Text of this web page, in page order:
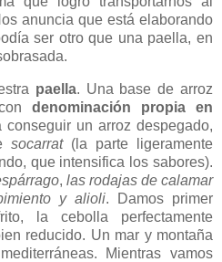
anuncia que está elaborando
ser otro que una paella, en
paella. Una base de arroz
denominación propia en
un arroz despegado,
socarrat(la parte ligeramente
que intensifica los sabores).
, las rodajas de calamar
y alioli. Damos primer
la cebolla perfectamente
reducido. Un mar y montaña
Mientras vamos